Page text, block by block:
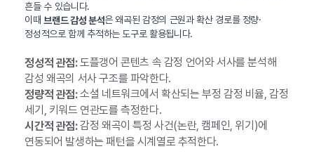
흔들 수 있습니다.
이때브랜드 감성 분석은 왜곡된 감정의 근원과 확산 경로를 정량·
정성적으로 함께 추적하는 도구로 활용됩니다.
정성적 관점:도플갱어 콘텐츠 속 감정 언어와 서사를 분석해
감성 왜곡의 서사 구조를 파악한다.
정량적 관점:소셜 네트워크에서 확산되는 부정 감정 비율, 감정
세기, 키워드 연관도를 측정한다.
시간적 관점:감정 왜곡이 특정 사건(논란, 캠페인, 위기)에
연동되어 발생하는 패턴을 시계열로 추적한다.